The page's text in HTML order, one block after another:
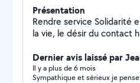
Présentation
Rendre service Solidarité
la vie, le désir du contact
dire gratuité.....
Dernier avis laissé par
Il y a plus de 6 mois
Sympathique et sérieux je pense